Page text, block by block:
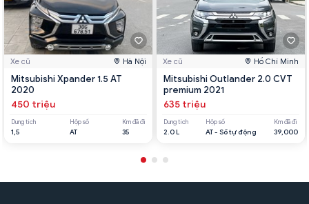
Xe cũ Hà Nội
Mitsubishi Xpander 1.5 AT
2020
450 triệu
Dung tích
1,5
Hộp số
AT
Km đã đi
35
Xe cũ Hồ Chí Minh
Mitsubishi Outlander 2.0 CVT
premium 2021
635 triệu
Dung tích
2.0 L
Hộp số
AT - Số tự động
Km đã đi
39,000